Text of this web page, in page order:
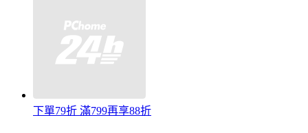
下單79折 滿799再享88折